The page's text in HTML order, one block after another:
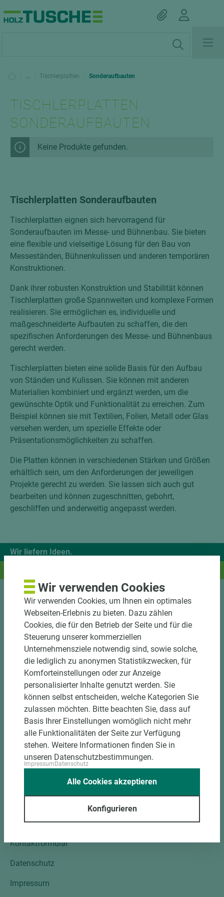
... Tischlerplatten Sonderaufbauten
TISCHLERPLATTEN
SONDERAUFBAUTEN
Keine Produkte gefunden.
Tischlerplatten Sonderaufbauten
Tischlerplatten eignen sich hervorragend für
Sonderaufbauten im Messe- und Bühnenbau. Sie bieten
eine flexible und vielseitige Lösung für den Bau von
Messeständen, Bühnenkulissen und anderen temporären
Konstruktionen.
Dank ihrer robusten Konstruktion und Stabilität können
Tischlerplatten große Spannweiten und komplexe Formen
realisieren. Sie ermöglichen es, individuelle und
maßgeschneiderte Aufbauten zu schaffen, die den
spezifischen Anforderungen des Messe- und Bühnenbaus
gerecht werden.
Tischlerplatten bieten eine solide Basis für den Aufbau
von Ständen und Kulissen. Sie können mit anderen
Materialien kombiniert und ergänzt werden, um die
gewünschte Optik und Funktionalität zu erreichen. Zum
Beispiel können sie mit Textilien, Folien, Metall oder Glas
versehen werden, um spezielle Effekte oder
Präsentationsmöglichkeiten zu schaffen.
Die Platten können in verschiedenen Stärken und Größen
erhältlich sein, um den Anforderungen der jeweiligen
Projekte gerecht zu werden. Sie lassen sich auch gut
bearbeiten und können zugeschnitten, gebohrt,
geschliffen und anderweitig angepasst werden.
Wir liefern Ideen.
Sortiment
Kundenservice
Unternehmen
Mitgliedschaften
Social Media
Kontakt
Holz-Tusche GmbH & Co. KG
Unterm Ohmberg 12
34431 Marsberg
Fax: +49 2992 9790-50
info@holztusche.de
Standorte
Kontaktformular
Datenschutz
Impressum
Wir verwenden Cookies
Wir verwenden Cookies, um Ihnen ein optimales
Webseiten-Erlebnis zu bieten. Dazu zählen
Cookies, die für den Betrieb der Seite und für die
Steuerung unserer kommerziellen
Unternehmensziele notwendig sind, sowie solche,
die lediglich zu anonymen Statistikzwecken, für
Komforteinstellungen oder zur Anzeige
personalisierter Inhalte genutzt werden. Sie
können selbst entscheiden, welche Kategorien Sie
zulassen möchten. Bitte beachten Sie, dass auf
Basis Ihrer Einstellungen womöglich nicht mehr
alle Funktionalitäten der Seite zur Verfügung
stehen. Weitere Informationen finden Sie in
unseren Datenschutzbestimmungen.
Impressum Datenschutz
Konfigurieren
Alle Cookies akzeptieren